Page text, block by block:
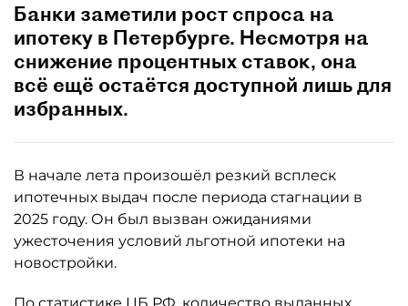
Банки заметили рост спроса на
ипотеку в Петербурге. Несмотря на
снижение процентных ставок, она
всё ещё остаётся доступной лишь для
избранных.
В начале лета произошёл резкий всплеск
ипотечных выдач после периода стагнации в
2025 году. Он был вызван ожиданиями
ужесточения условий льготной ипотеки на
новостройки.